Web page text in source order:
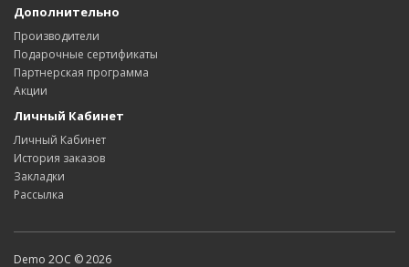
Дополнительно
Производители
Подарочные сертификаты
Партнерская программа
Акции
Личный Кабинет
Личный Кабинет
История заказов
Закладки
Рассылка
Demo 2OC © 2026